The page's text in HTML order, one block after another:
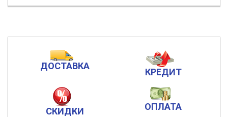
ДОСТАВКА
КРЕДИТ
СКИДКИ ОПЛАТА